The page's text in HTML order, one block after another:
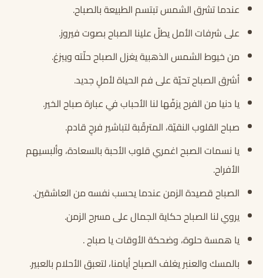
عندما تشرق الشمس تبتسم الطبيعة بالصباح.
على شرفات الأمل يطلّ علينا الصباح بصوت فيروز.
من خيوط الشمس الذهبية يغزل الصباح حلّته ويبزغ.
أشرق الصباح تحيّة على فم الحياة لأملٍ جديد.
يا دنيا من الفرح يزفّها لنا الأحباب في عبارة صباح الخير.
صباح القلوب النقيّة، المترقّبة لتباشير فرحٍ قادم.
يا نسمات الصبح اغمري قلوب الأحبة بالسعادة، وألبسيهم
الأفراح.
الصباح قصيدة الزمن عندما يحسب نفسه من العاشقين.
يروي لنا الصباح حكاية الجمال على مسرح الزمن.
يا همسة حلوة، وضحكة الأوقات يا صباح .
بالمسك والعنبر يغلف الصباح أيامنا، لتعبق الأحلام بالعبير.